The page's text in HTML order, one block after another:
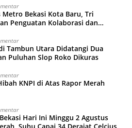
Bekasi Kota Baru, Tri
Penguatan Kolaborasi dan
Tambun Utara Didatangi Dua
Puluhan Slop Roko Dikuras
KNPI di Atas Rapor Merah
Hari Ini Minggu 2 Agustus